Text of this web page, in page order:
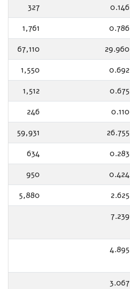
0.146
327
0.786
1,761
29.960
67,110
0.692
1,550
0.675
1,512
0.110
246
26.755
59,931
0.283
634
0.424
950
2.625
5,880
7.239
4.895
3.067